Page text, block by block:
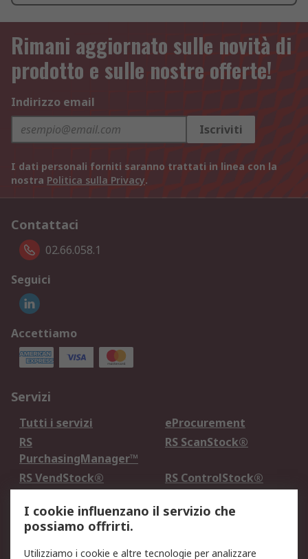
Rimani aggiornato sulle novità di
prodotto e sulle nostre offerte!
Indirizzo email
Iscriviti
I dati personali forniti saranno trattati in linea con la
nostra Politica sulla Privacy.
Contattaci
02.66.058.1
Seguici
Accettiamo
Servizi
Tutti i servizi
eProcurement
RS
PurchasingManager™
RS ScanStock®
RS VendStock®
RS ControlStock®
Legale
I cookie influenzano il servizio che
possiamo offrirti.
Utilizziamo i cookie e altre tecnologie per analizzare